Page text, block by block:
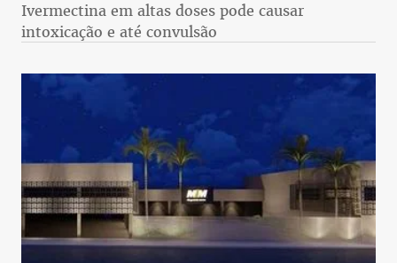
Ivermectina em altas doses pode causar
intoxicação e até convulsão